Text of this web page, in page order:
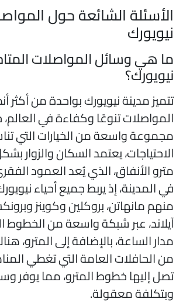
الشائعة حول
هي وسائل المواصلات
مدينة نيويورك بواحدة من أكثر
تنوعًا وكفاءة في العالم،
واسعة من الخيارات التي
يعتمد السكان والزوار
الأنفاق، الذي يُعد العمود الفقري
المدينة، إذ يربط جميع أحياء
مانهاتن، بروكلين وكوينز
عبر شبكة واسعة من الخطوط
الساعة، بالإضافة إلى المترو،
الحافلات العامة التي تغطي
إليها خطوط المترو، مما يوفر
معقولة.